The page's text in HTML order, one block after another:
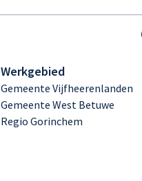
Werkgebied
Gemeente Vijfheerenlanden
Gemeente West Betuwe
Regio Gorinchem